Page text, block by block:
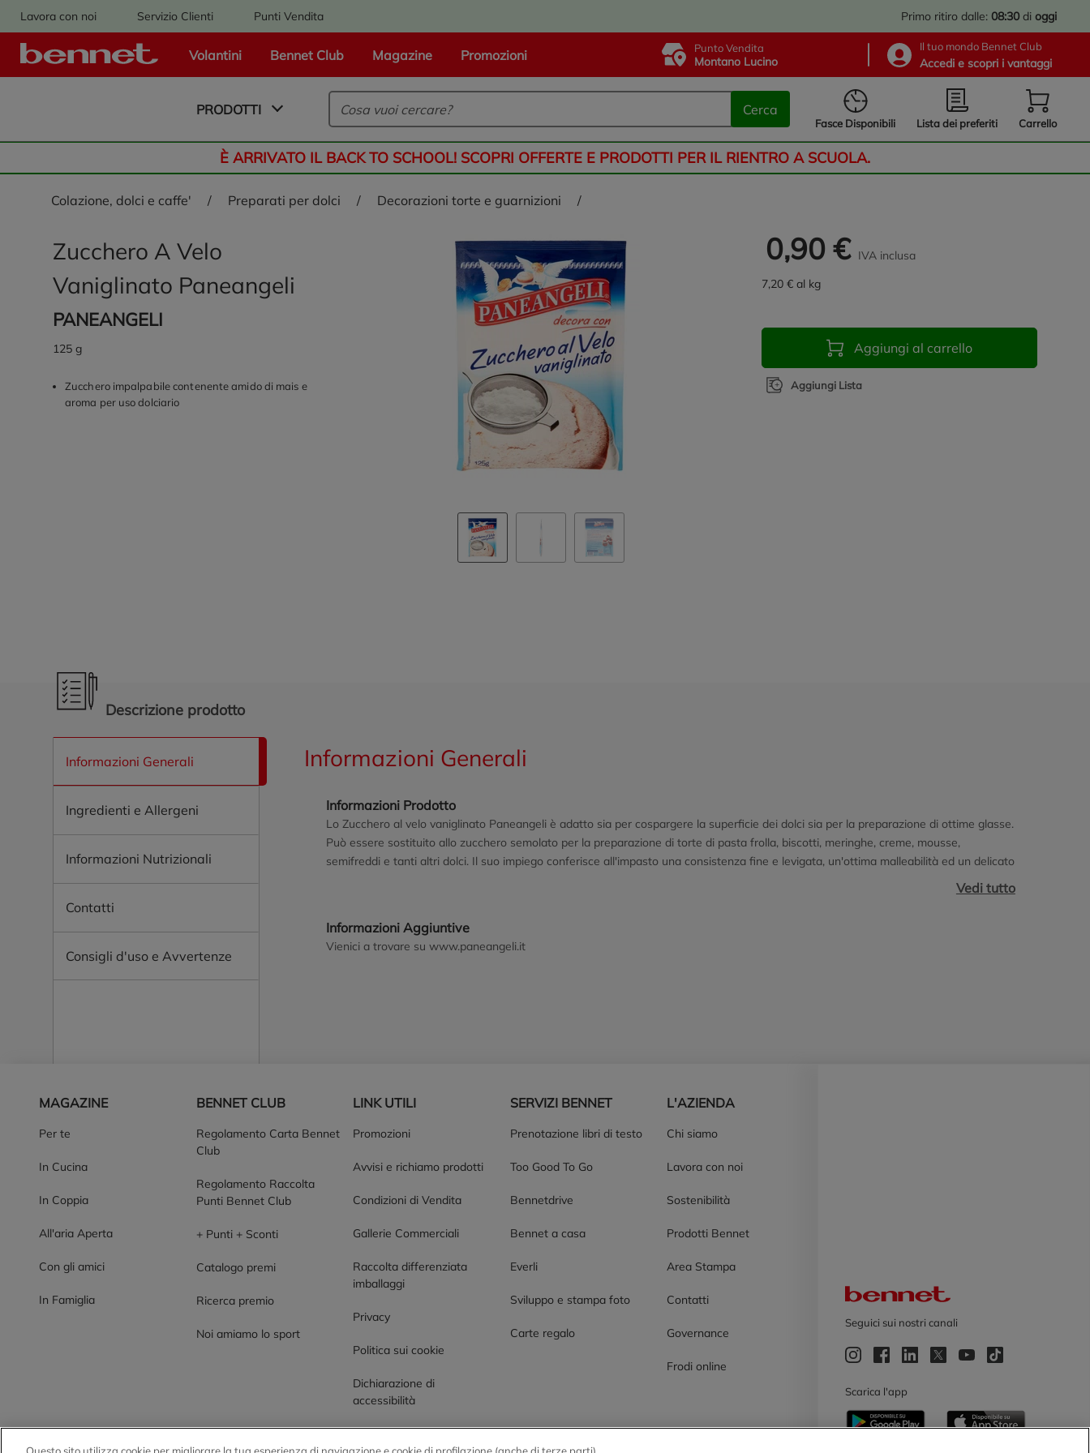
Lavora con noi Servizio Clienti Punti Vendita Primo ritiro dalle: 08:30 di oggi
Volantini Bennet Club Magazine Promozioni Punto Vendita
Montano Lucino
Il tuo mondo Bennet Club
Accedi e scopri i vantaggi
Logo Bennet - Torna alla homepage
PRODOTTI Cerca
Fasce Disponibili Lista dei preferiti Carrello
È ARRIVATO IL BACK TO SCHOOL! SCOPRI OFFERTE E PRODOTTI PER IL RIENTRO A SCUOLA.
colazione, dolci e caffe' / preparati per dolci / decorazioni torte e guarnizioni /
Zucchero A Velo
Vaniglinato Paneangeli
PANEANGELI
125 g
Zucchero impalpabile contenente amido di mais e
aroma per uso dolciario
0,90 € IVA inclusa
7,20 € al kg
Aggiungi al carrello
Aggiungi Lista
Descrizione prodotto
Informazioni Generali
Ingredienti e Allergeni
Informazioni Nutrizionali
Contatti
Consigli d'uso e Avvertenze
Informazioni Generali
Informazioni Prodotto
Lo Zucchero al velo vaniglinato Paneangeli è adatto sia per cospargere la superficie dei dolci sia per la preparazione di ottime glasse.
Può essere sostituito allo zucchero semolato per la preparazione di torte di pasta frolla, biscotti, meringhe, creme, mousse,
semifreddi e tanti altri dolci. Il suo impiego conferisce all'impasto una consistenza fine e levigata, un'ottima malleabilità ed un delicato
Vedi tutto
Informazioni Aggiuntive
Vienici a trovare su www.paneangeli.it
MAGAZINE
Per te
In Cucina
In Coppia
All'aria Aperta
Con gli amici
In Famiglia
BENNET CLUB
Regolamento Carta Bennet
Club
Regolamento Raccolta
Punti Bennet Club
+ Punti + Sconti
Catalogo premi
Ricerca premio
Noi amiamo lo sport
LINK UTILI
Promozioni
Avvisi e richiamo prodotti
Condizioni di Vendita
Gallerie Commerciali
Raccolta differenziata
imballaggi
Privacy
Politica sui cookie
Dichiarazione di
accessibilità
SERVIZI BENNET
Prenotazione libri di testo
Too Good To Go
Bennetdrive
Bennet a casa
Everli
Sviluppo e stampa foto
Carte regalo
L'AZIENDA
Chi siamo
Lavora con noi
Sostenibilità
Prodotti Bennet
Area Stampa
Contatti
Governance
Frodi online
Seguici sui nostri canali
Scarica l'app